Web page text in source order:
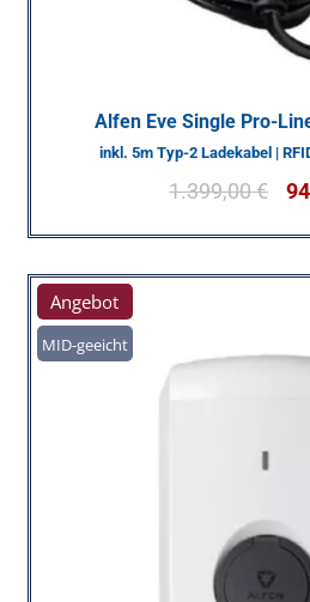
Alfen Eve Single Pro-
inkl. 5m Typ-2 Ladekabel |
1.399,00€
MID-geeicht
Angebot